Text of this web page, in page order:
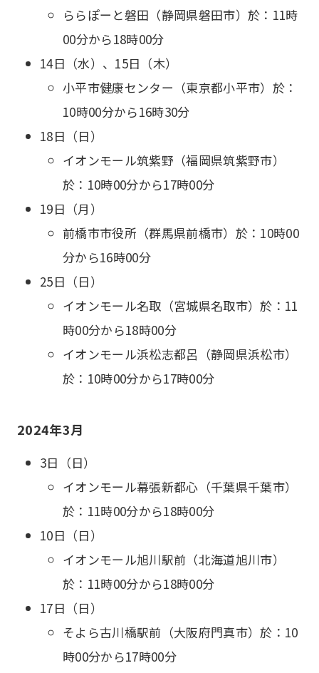
ららぽーと磐田（静岡県磐田市）於：11時
00分から18時00分
14日（水）、15日（木）
小平市健康センター（東京都小平市）於：
10時00分から16時30分
18日（日）
イオンモール筑紫野（福岡県筑紫野市）
於：10時00分から17時00分
19日（月）
前橋市市役所（群馬県前橋市）於：10時00
分から16時00分
25日（日）
イオンモール名取（宮城県名取市）於：11
時00分から18時00分
イオンモール浜松志都呂（静岡県浜松市）
於：10時00分から17時00分
2024年3月
3日（日）
イオンモール幕張新都心（千葉県千葉市）
於：11時00分から18時00分
10日（日）
イオンモール旭川駅前（北海道旭川市）
於：11時00分から18時00分
17日（日）
そよら古川橋駅前（大阪府門真市）於：10
時00分から17時00分